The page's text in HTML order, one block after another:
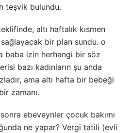
teşvik bulundu.
altı haftalık kısmen
bir plan sundu. o
baba izin herhangi bir söz
bazı kadınların şu anda
ama altı hafta bir bebeği
zamanı.
ebeveynler çocuk bakımı
ne yapar? Vergi tatili (evli